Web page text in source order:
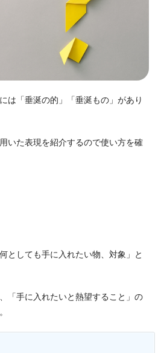
は「垂涎の的」「垂涎もの」があり
いた表現を紹介するので使い方を確
としても手に入れたい物、対象」と
「手に入れたいと熱望すること」の